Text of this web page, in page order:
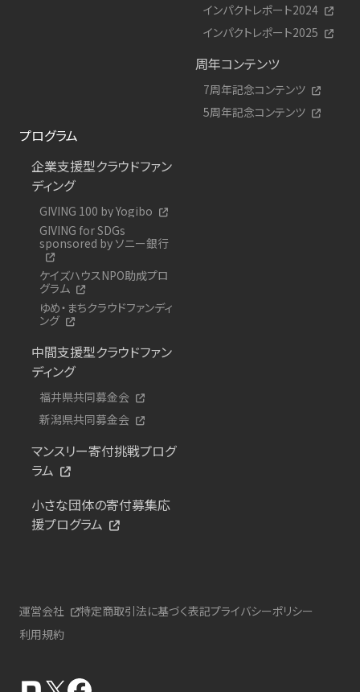
インパクトレポート2024
インパクトレポート2025
周年コンテンツ
7周年記念コンテンツ
5周年記念コンテンツ
プログラム
企業支援型クラウドファン
ディング
GIVING 100 by Yogibo
GIVING for SDGs
sponsored by ソニー銀行
ケイズハウスNPO助成プロ
グラム
ゆめ・まちクラウドファンディ
ング
中間支援型クラウドファン
ディング
福井県共同募金会
新潟県共同募金会
マンスリー寄付挑戦プログ
ラム
小さな団体の寄付募集応
援プログラム
運営会社 特定商取引法に基づく表記プライバシーポリシー
利用規約